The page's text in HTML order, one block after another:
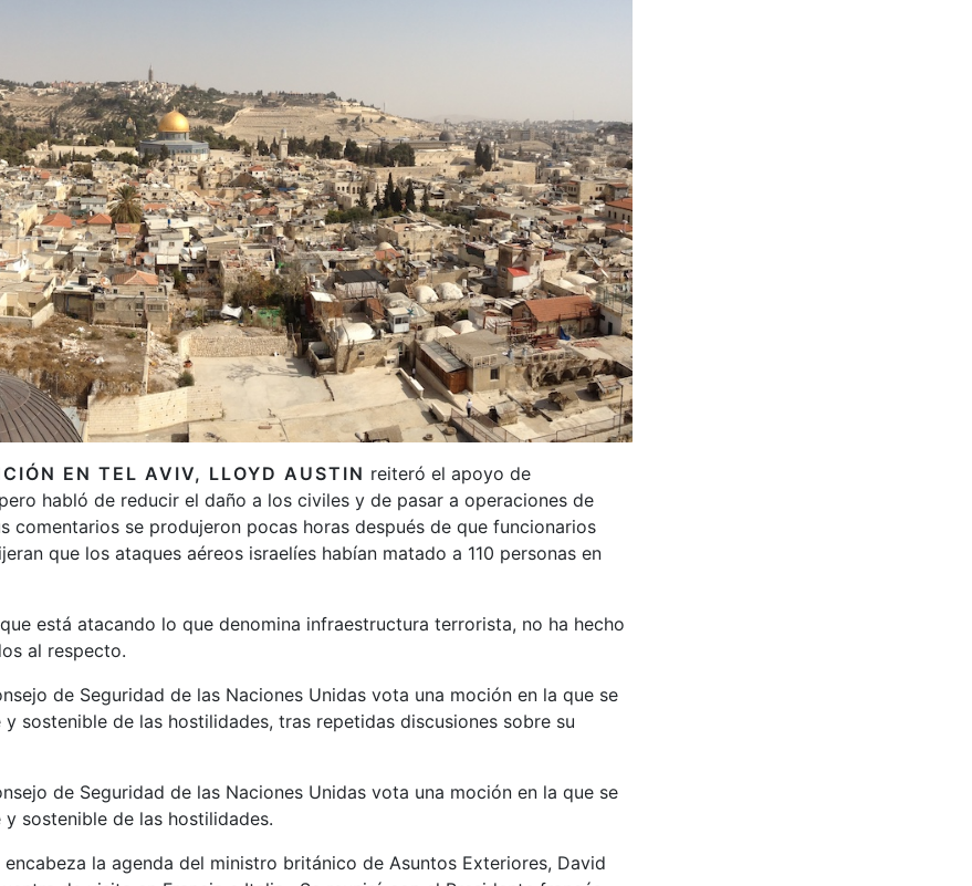
EN TEL AVIV, LLOYD AUSTIN reiteró el apoyo de
habló de reducir el daño a los civiles y de pasar a operaciones de
comentarios se produjeron pocas horas después de que funcionarios
que los ataques aéreos israelíes habían matado a 110 personas en
está atacando lo que denomina infraestructura terrorista, no ha hecho
al respecto.
de Seguridad de las Naciones Unidas vota una moción en la que se
sostenible de las hostilidades, tras repetidas discusiones sobre su
de Seguridad de las Naciones Unidas vota una moción en la que se
sostenible de las hostilidades.
encabeza la agenda del ministro británico de Asuntos Exteriores, David